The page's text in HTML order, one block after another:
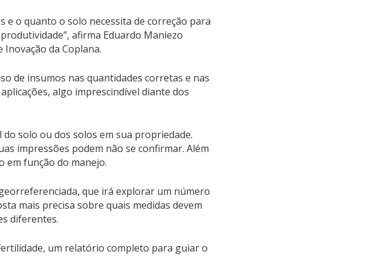
e o quanto o solo necessita de correção para
afirma Eduardo Maniezo
da Coplana.
de insumos nas quantidades corretas e nas
algo imprescindível diante dos
solo ou dos solos em sua propriedade.
impressões podem não se confirmar. Além
em função do manejo.
que irá explorar um número
mais precisa sobre quais medidas devem
diferentes.
um relatório completo para guiar o